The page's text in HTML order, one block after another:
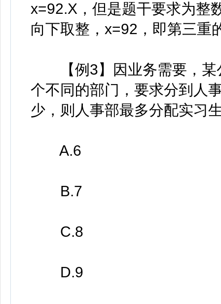
x=92.X，但是题干要求为整
向下取整，x=92，即第三重
【例3】因业务需要，某
个不同的部门，要求分到人
少，则人事部最多分配实习
A.6
B.7
C.8
D.9